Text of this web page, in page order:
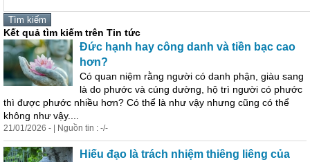
Kết quả tìm kiếm trên Tin tức
Đức hạnh hay công danh và tiền bạc cao
hơn?
Có quan niệm rằng người có danh phận, giàu sang
là do phước và cúng dường, hộ trì người có phước
thì được phước nhiều hơn? Có thể là như vậy nhưng cũng có thể
không như vậy....
21/01/2026 - | Nguồn tin : -/-
Hiếu đạo là trách nhiệm thiêng liêng của